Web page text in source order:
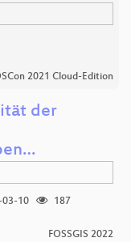
2021 Cloud-Edition
der
03-10
187
FOSSGIS 2022